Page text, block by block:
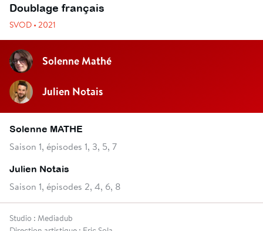
Doublage français
SVOD • 2021
Solenne Mathé
Julien Notais
Solenne MATHE
Saison 1, épisodes 1, 3, 5, 7
Julien Notais
Saison 1, épisodes 2, 4, 6, 8
Studio : Mediadub